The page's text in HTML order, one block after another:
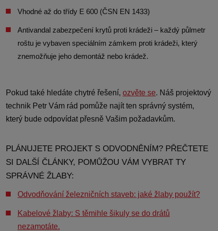
Vhodné až do třídy E 600 (ČSN EN 1433)
Antivandal zabezpečení krytů proti krádeži – každý půlmetr
roštu je vybaven speciálním zámkem proti krádeži, který
znemožňuje jeho demontáž nebo krádež.
Pokud také hledáte chytré řešení, ozvěte se. Náš projektový
technik Petr Vám rád pomůže najít ten správný systém,
který bude odpovídat přesně Vašim požadavkům.
PLÁNUJETE PROJEKT S ODVODNĚNÍM? PŘEČTETE
SI DALŠÍ ČLÁNKY, POMŮŽOU VÁM VYBRAT TY
SPRÁVNÉ ŽLABY:
Odvodňování železničních staveb: jaké žlaby použít?
Kabelové žlaby: S těmihle šikuly se do drátů
nezamotáte.